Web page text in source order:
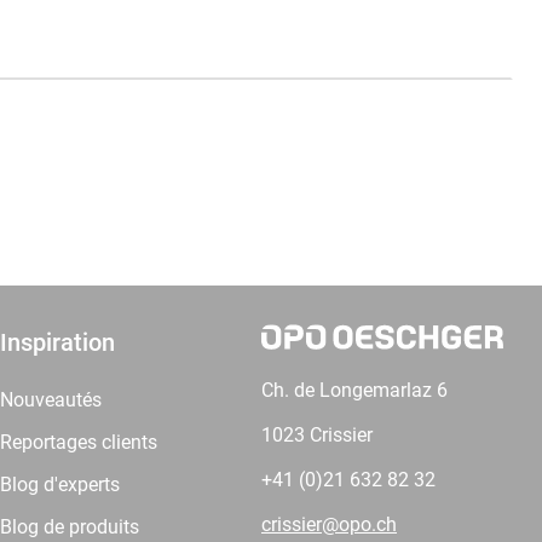
Inspiration
Nouveautés
Reportages clients
Blog d'experts
Blog de produits
Ch. de Longemarlaz 6
1023 Crissier
+41 (0)21 632 82 32
crissier@opo.ch